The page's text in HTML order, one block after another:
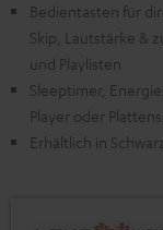
Bedientasten für
Skip, Lautstärke &
und Playlisten
Sleeptimer,
Player oder
Erhältlich in